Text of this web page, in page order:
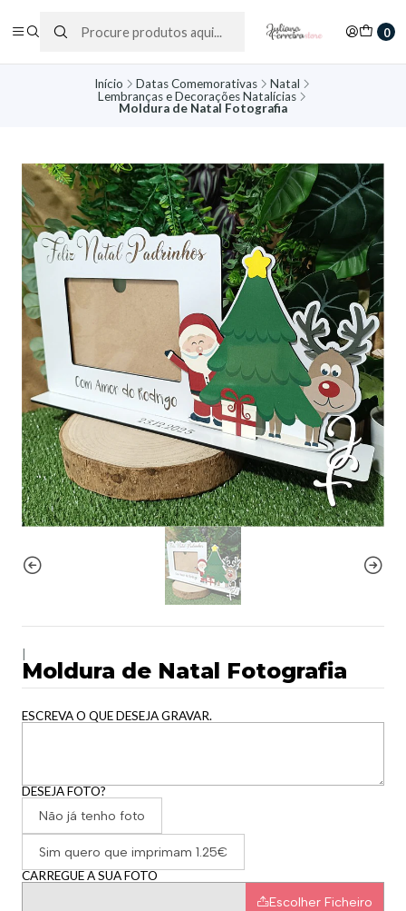
0
Início Datas Comemorativas
Natal
Lembranças e Decorações Natalícias
Moldura de Natal Fotografia
Moldura de Natal Fotografia
ESCREVA O QUE DESEJA GRAVAR.
DESEJA FOTO?
Não já tenho foto
Sim quero que imprimam 1.25€
CARREGUE A SUA FOTO
Escolher Ficheiro